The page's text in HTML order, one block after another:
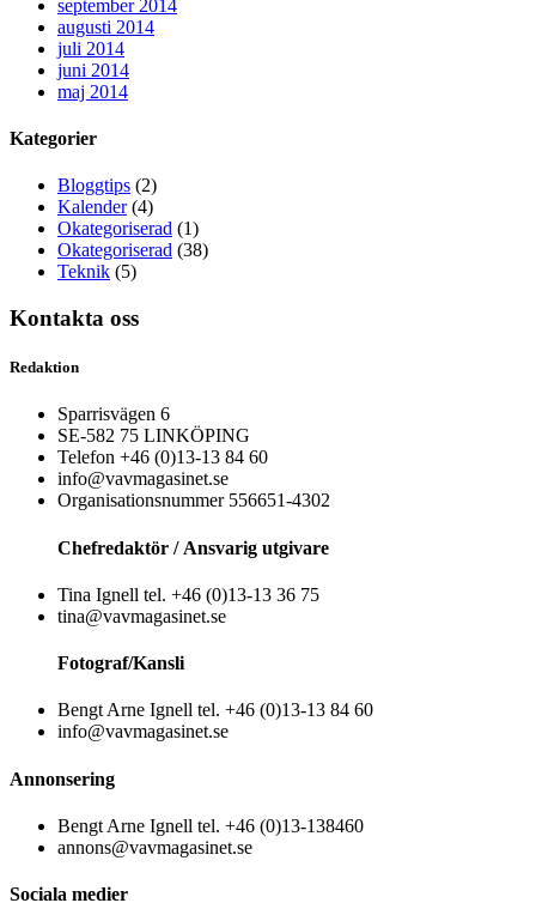
september 2014
augusti 2014
juli 2014
juni 2014
maj 2014
Kategorier
Bloggtips (2)
Kalender(4)
Okategoriserad (1)
Okategoriserad (38)
Teknik (5)
Kontakta oss
Redaktion
Sparrisvägen 6
SE-582 75 LINKÖPING
Telefon +46 (0)13-13 84 60
info@vavmagasinet.se
Organisationsnummer 556651-4302
Chefredaktör / Ansvarig utgivare
Tina Ignell tel. +46 (0)13-13 36 75
tina@vavmagasinet.se
Fotograf/Kansli
Bengt Arne Ignell tel. +46 (0)13-13 84 60
info@vavmagasinet.se
Annonsering
Bengt Arne Ignell tel. +46 (0)13-138460
annons@vavmagasinet.se
Sociala medier